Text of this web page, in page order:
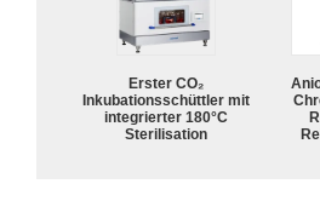
Erster CO₂
Inkubationsschüttler mit
integrierter 180°C
Sterilisation